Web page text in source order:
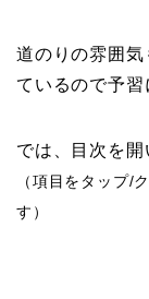
道のりの雰囲気
ているので予習
では、目次を開
（項目をタップ/
す）